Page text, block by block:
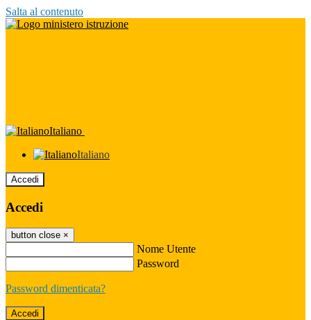
Salta al contenuto
Italiano
Italiano
Accedi
Accedi
button close ×
Nome Utente
Password
Password dimenticata?